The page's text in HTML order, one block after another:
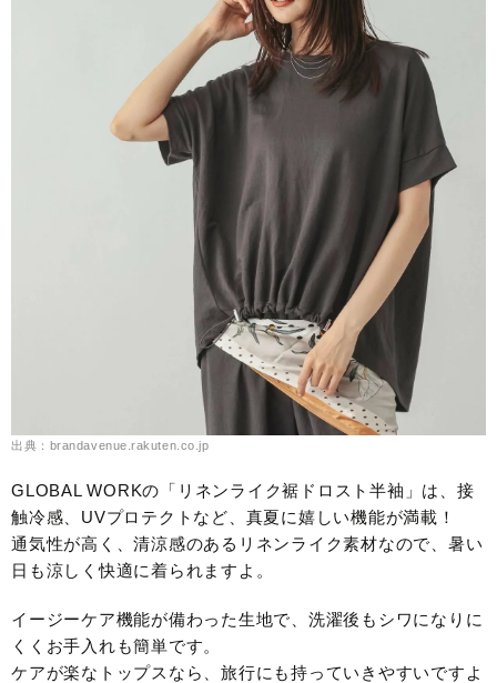
出典：brandavenue.rakuten.co.jp
GLOBAL WORKの「リネンライク裾ドロスト半袖」は、接
触冷感、UVプロテクトなど、真夏に嬉しい機能が満載！
通気性が高く、清涼感のあるリネンライク素材なので、暑い
日も涼しく快適に着られますよ。
イージーケア機能が備わった生地で、洗濯後もシワになりに
くくお手入れも簡単です。
ケアが楽なトップスなら、旅行にも持っていきやすいですよ